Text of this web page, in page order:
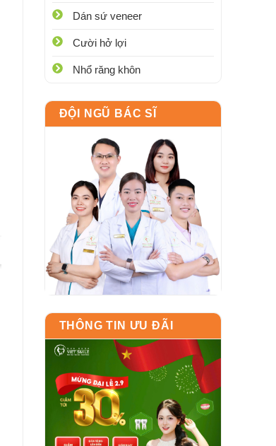
Dán sứ veneer
Cười hở lợi
Nhổ răng khôn
ĐỘI NGŨ BÁC SĨ
THÔNG TIN ƯU ĐÃI